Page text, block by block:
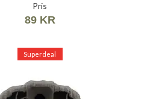
Pris
89 KR
Superdeal